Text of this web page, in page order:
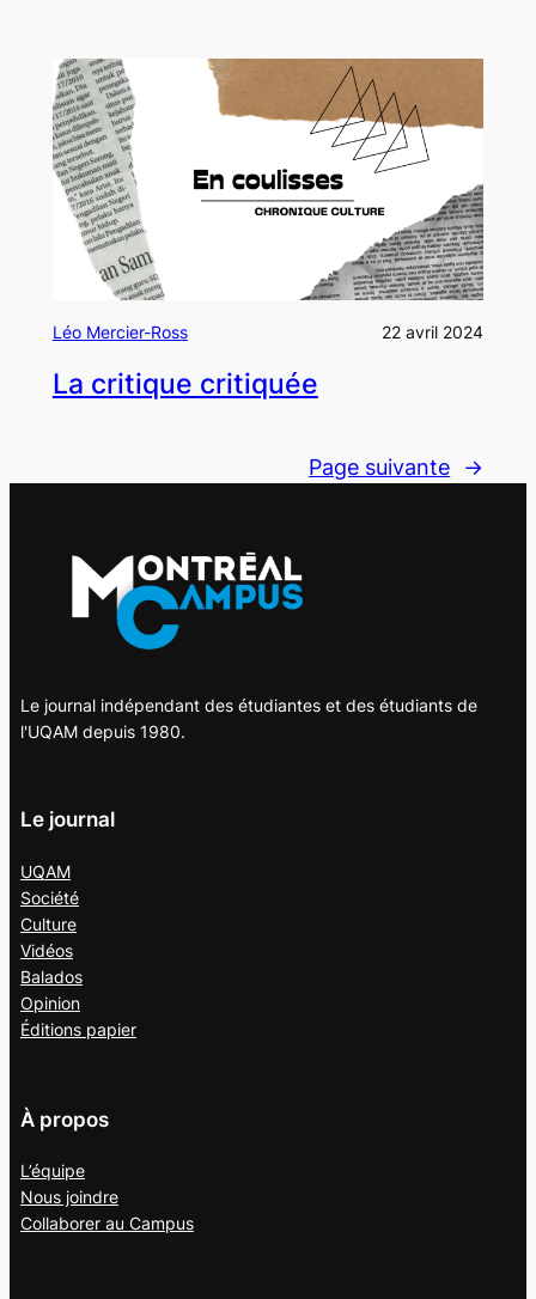
Léo Mercier-Ross 22 avril 2024
La critique critiquée
Page suivante →
Le journal indépendant des étudiantes et des étudiants de
l'UQAM depuis 1980.
Le journal
UQAM
Société
Culture
Vidéos
Balados
Opinion
Éditions papier
À propos
L’équipe
Nous joindre
Collaborer au Campus